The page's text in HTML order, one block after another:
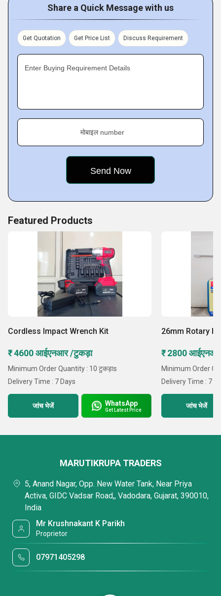
Our product portfolio includes Armature And Field Coil,
Power Tools, Cutting Machine, Cutting Blade, Cordless
Drill Machine, Car Washer, etc. Our mission is to offer
value-driven, high-quality products across various
products because we prioritize quality at every stage,
from sourcing to delivery. Our dedication to superior
craftsmanship and customer satisfaction sets us apart,
making us a preferred choice in the industry.
Key Facts of Marutikrupa Traders:
Share a Quick Message with us
Get Quotation Get Price List Discuss Requirement
Enter Buying Requirement Details
मोबाइल number
Featured Products
Cordless Impact Wrench Kit
₹ 4600 आईएनआर /टुकड़ा
Minimum Order Quantity : 10 टुकड़ाs
Delivery Time : 7 Days
जांच भेजें WhatsApp
Get Latest Price
26mm Rotary
₹ 2800
Minimum Order
Delivery Time : 7
जांच भेजें
MARUTIKRUPA TRADERS
5, Anand Nagar, Opp. New Water Tank, Near Priya
Activa, GIDC Vadsar Road,, Vadodara, Gujarat, 390010,
India
Mr Krushnakant K Parikh
Proprietor
07971405298